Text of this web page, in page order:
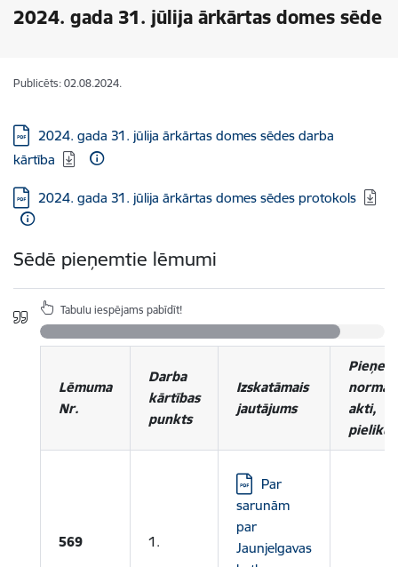
2024. gada 31. jūlija ārkārtas domes sēde
Publicēts: 02.08.2024.
Lejupielādēt:
2024. gada 31. jūlija ārkārtas domes sēdes darba
kārtība
Lejupielādēt:
2024. gada 31. jūlija ārkārtas domes sēdes protokols
Sēdē pieņemtie lēmumi
Tabulu iespējams pabīdīt!
Lēmuma
Nr.
Darba
kārtības
punkts
Izskatāmais
jautājums
akti,
569 1.
Lejupielādēt:
Par
sarunām
par
Jaunjelgavas